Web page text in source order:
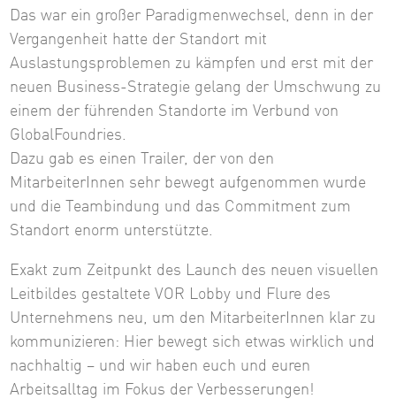
Das war ein großer Paradigmenwechsel, denn in der
Vergangenheit hatte der Standort mit
Auslastungsproblemen zu kämpfen und erst mit der
neuen Business-Strategie gelang der Umschwung zu
einem der führenden Standorte im Verbund von
GlobalFoundries.
Dazu gab es einen Trailer, der von den
MitarbeiterInnen sehr bewegt aufgenommen wurde
und die Teambindung und das Commitment zum
Standort enorm unterstützte.
Exakt zum Zeitpunkt des Launch des neuen visuellen
Leitbildes gestaltete VOR Lobby und Flure des
Unternehmens neu, um den MitarbeiterInnen klar zu
kommunizieren: Hier bewegt sich etwas wirklich und
nachhaltig – und wir haben euch und euren
Arbeitsalltag im Fokus der Verbesserungen!